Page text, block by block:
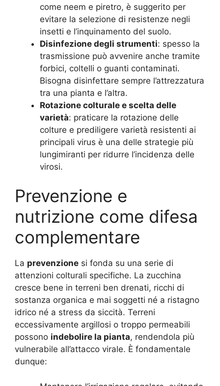
come neem e piretro, è suggerito per
evitare la selezione di resistenze negli
insetti e l’inquinamento del suolo.
Disinfezione degli strumenti: spesso la
trasmissione può avvenire anche tramite
forbici, coltelli o guanti contaminati.
Bisogna disinfettare sempre l’attrezzatura
tra una pianta e l’altra.
Rotazione colturale e scelta delle
varietà: praticare la rotazione delle
colture e prediligere varietà resistenti ai
principali virus è una delle strategie più
lungimiranti per ridurre l’incidenza delle
virosi.
Prevenzione e
nutrizione come difesa
complementare
La prevenzione si fonda su una serie di
attenzioni colturali specifiche. La zucchina
cresce bene in terreni ben drenati, ricchi di
sostanza organica e mai soggetti né a ristagno
idrico né a stress da siccità. Terreni
eccessivamente argillosi o troppo permeabili
possono indebolire la pianta, rendendola più
vulnerabile all’attacco virale. È fondamentale
dunque: